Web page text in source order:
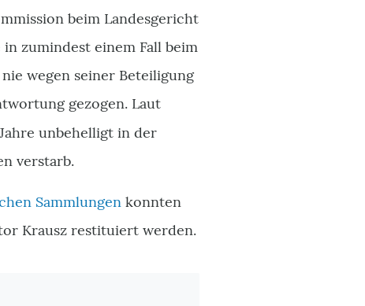
beim Landesgericht
zumindest einem Fall beim
wegen seiner Beteiligung
gezogen. Laut
unbehelligt in der
verstarb.
Sammlungen konnten
Krausz restituiert werden.